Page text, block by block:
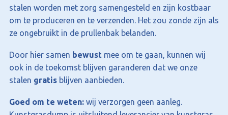
stalen worden met zorg samengesteld en zijn kostbaar
om te produceren en te verzenden. Het zou zonde zijn als
ze ongebruikt in de prullenbak belanden.
Door hier samen bewust mee om te gaan, kunnen wij
ook in de toekomst blijven garanderen dat we onze
stalen gratis blijven aanbieden.
Goed om te weten: wij verzorgen geen aanleg.